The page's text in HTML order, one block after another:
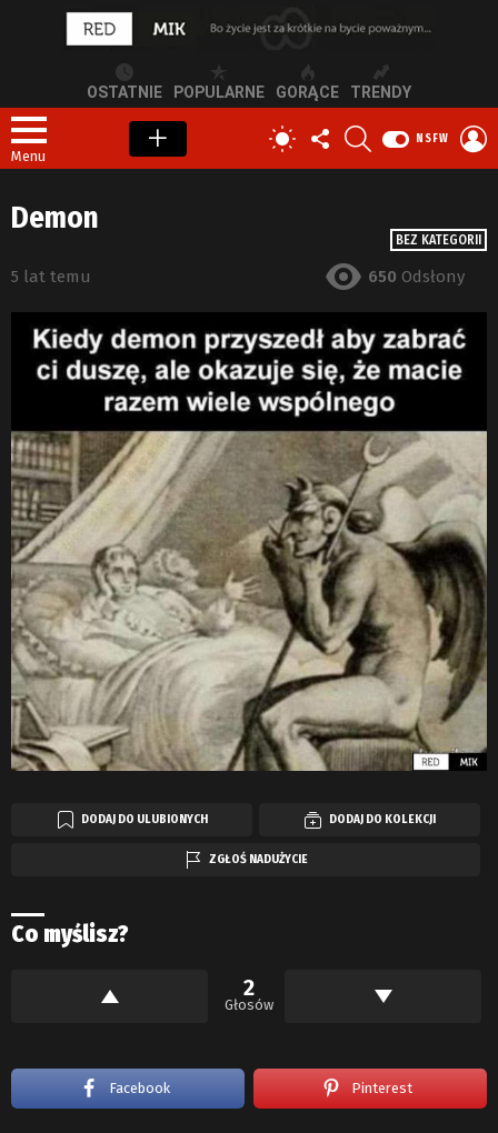
OSTATNIE POPULARNE GORĄCE TRENDY
Menu
PRZEŁĄCZ
SKÓRKĘ
OBSERWUJ
NAS
NSFW
BEZ KATEGORII
Demon
5 lat temu 650 Odsłony
DODAJ DO ULUBIONYCH DODAJ DO KOLEKCJI
ZGŁOŚ NADUŻYCIE
Co myślisz?
2
Głosów
Facebook Pinterest